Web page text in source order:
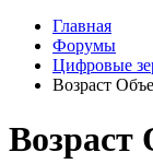
Главная
Форумы
Цифровые
Возраст
Возраст